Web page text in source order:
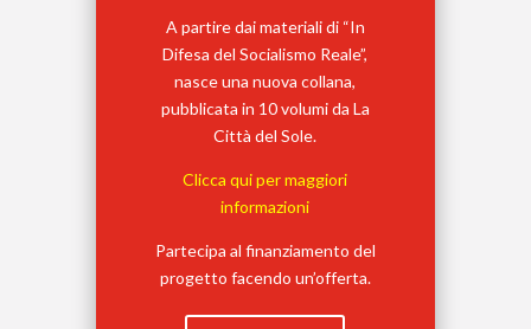
A partire dai materiali di “In
Difesa del Socialismo Reale”,
nasce una nuova collana,
pubblicata in 10 volumi da La
Città del Sole.
Clicca qui per maggiori
informazioni
Partecipa al finanziamento del
progetto facendo un’offerta.